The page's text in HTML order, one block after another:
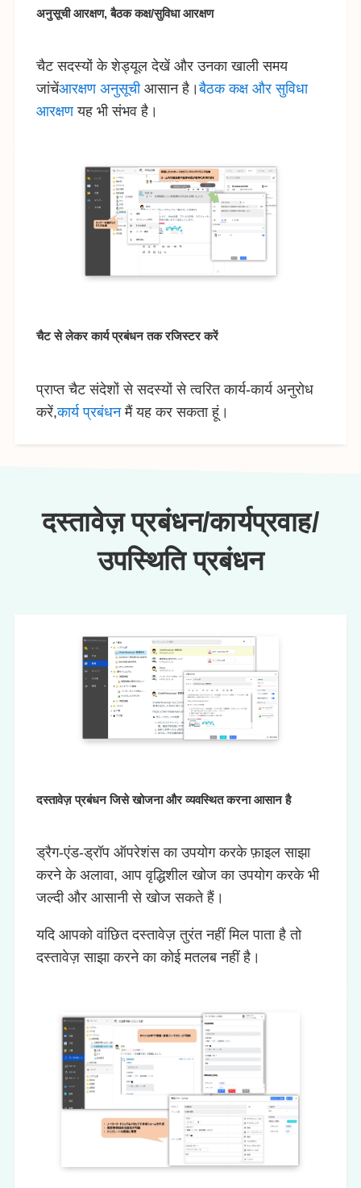
अनुसूची आरक्षण, बैठक कक्ष/सुविधा आरक्षण
चैट सदस्यों के शेड्यूल देखें और उनका खाली समय
जांचेंआरक्षण अनुसूचीआसान है।बैठक कक्ष और सुविधा
आरक्षणयह भी संभव है।
चैट से लेकर कार्य प्रबंधन तक रजिस्टर करें
प्राप्त चैट संदेशों से सदस्यों से त्वरित कार्य-कार्य अनुरोध
करें,कार्य प्रबंधनमैं यह कर सकता हूं।
दस्तावेज़ प्रबंधन/कार्यप्रवाह/
उपस्थिति प्रबंधन
दस्तावेज़ प्रबंधन जिसे खोजना और व्यवस्थित करना आसान है
ड्रैग-एंड-ड्रॉप ऑपरेशंस का उपयोग करके फ़ाइल साझा
करने के अलावा, आप वृद्धिशील खोज का उपयोग करके भी
जल्दी और आसानी से खोज सकते हैं।
यदि आपको वांछित दस्तावेज़ तुरंत नहीं मिल पाता है तो
दस्तावेज़ साझा करने का कोई मतलब नहीं है।